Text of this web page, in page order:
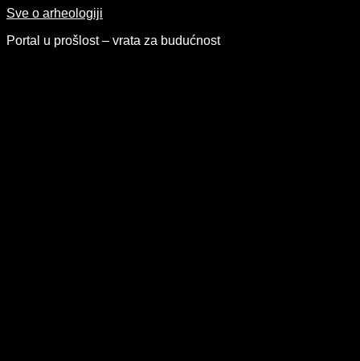
Skip
content
Sve o arheologiji
Portal u prošlost – vrata za budućnost